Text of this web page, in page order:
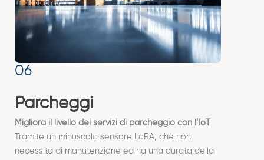
Parcheggi
Migliora il livello dei servizi di parcheggio con l’IoT
Tramite un minuscolo sensore LoRA, che non
necessita di manutenzione ed ha una durata della